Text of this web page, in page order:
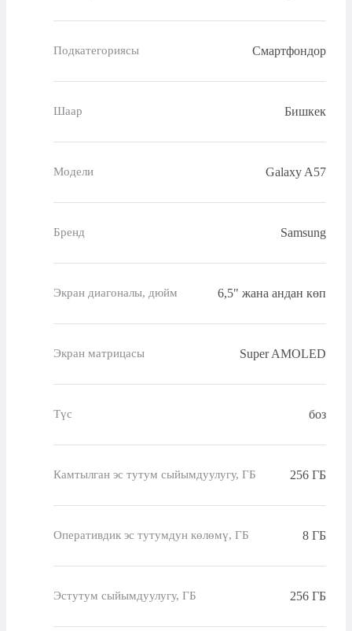
Подкатегориясы Смартфондор
Шаар Бишкек
Модели Galaxy A57
Бренд Samsung
Экран диагоналы, дюйм 6,5" жана андан көп
Экран матрицасы Super AMOLED
Түс боз
Камтылган эс тутум сыйымдуулугу, ГБ 256 ГБ
Оперативдик эс тутумдун көлөмү, ГБ 8 ГБ
Эстутум сыйымдуулугу, ГБ 256 ГБ